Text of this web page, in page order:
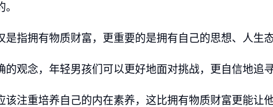
是指拥有物质财富，更重要的是拥有自己的思想、人生
的观念，年轻男孩们可以更好地面对挑战，更自信地追
该注重培养自己的内在素养，这比拥有物质财富更能让